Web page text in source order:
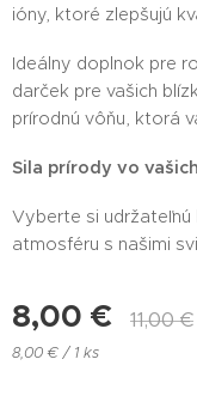
ióny, ktoré zlepšujú
Ideálny doplnok pre
darček pre vašich
prírodnú vôňu, ktorá
Sila prírody vo
Vyberte si
atmosféru s našimi
8,00 € 11,00€
8,00 € / 1 ks